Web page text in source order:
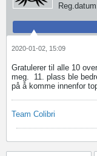
2020-01-02, 15:09
Gratulerer til alle 10
meg.
11. plass ble
på å komme innenfor
Team Colibri